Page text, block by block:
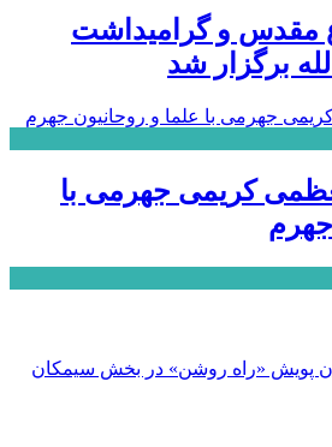
مقدس و گرامیداشت
برگزار شد
کریمی جهرمی با
جهرم